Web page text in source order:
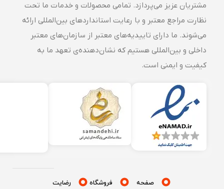
مشتریان عزیز می‌پردازد. تمامی محصولات و خدمات ما تحت
نظارت مراجع معتبر و با رعایت استانداردهای بین‌المللی ارائه
می‌شوند. ما دارای تاییدیه‌های معتبر از سازمان‌های معتبر
داخلی و بین‌المللی هستیم که نشان‌دهنده‌ی تعهد ما به
کیفیت و ایمنی است.
صفحه
فروشگاه
رضایت